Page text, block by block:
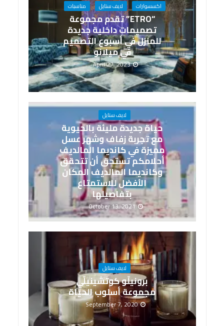
اكسسوارات لايف ستايل مناسبات
“ETRO” تقدم مجموعة
تصميمات داخلية جديدة
للمنزل في أسبوع التصميم
في ميلانو
April 27, 2023
لايف ستايل
حياة جديدة مليئة بالحيوية
مع تجربة زفاف وشهر عسل
مميزة في كانديما المالديف
أحلامكم تستحق أن تتحقق
وكانديما المالديف المكان
الأفضل للاستمتاع
بتفاصيلها
October 13, 2021
لايف ستايل
برونيلّو كوتشينيلّي
مجموعة أسلوب الحياة
September 7, 2020